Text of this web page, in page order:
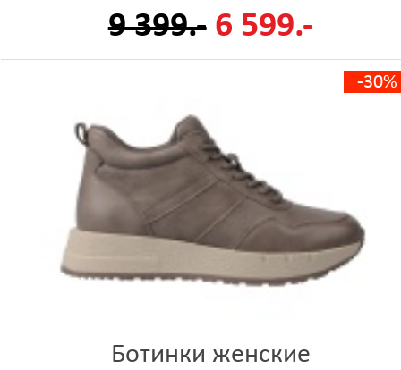
9 399.- 6 599.-
-30%
Ботинки женские